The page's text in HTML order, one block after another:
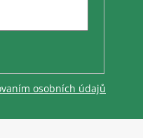
osobních údajů